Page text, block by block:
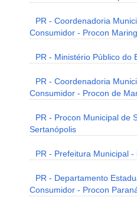
PR - Coordenadoria
Consumidor - Procon
PR - Ministério Público do
PR - Coordenadoria
Consumidor - Procon de
PR - Procon Municipal de
Sertanópolis
PR - Prefeitura Municipal
PR - Departamento
Consumidor - Procon